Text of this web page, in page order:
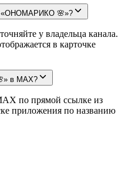
«ОНОМАРИКО 🌸»?
у владельца канала.
в карточке
в MAX?
по прямой ссылке из
приложения по названию